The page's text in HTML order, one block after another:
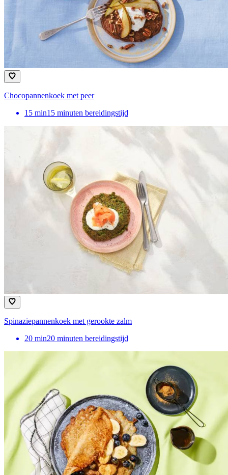
Chocopannenkoek met peer
15 min15 minuten bereidingstijd
Spinaziepannenkoek met gerookte zalm
20 min20 minuten bereidingstijd